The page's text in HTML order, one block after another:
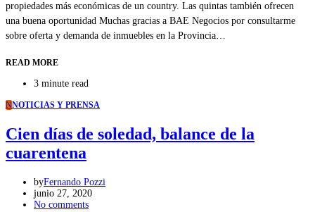
propiedades más económicas de un country. Las quintas también ofrecen
una buena oportunidad Muchas gracias a BAE Negocios por consultarme
sobre oferta y demanda de inmuebles en la Provincia…
READ MORE
3 minute read
NNOTICIAS Y PRENSA
Cien días de soledad, balance de la
cuarentena
byFernando Pozzi
junio 27, 2020
No comments